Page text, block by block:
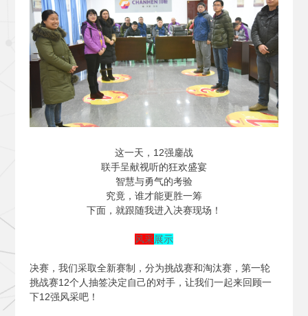
这一天，12强鏖战
联手呈献视听的狂欢盛宴
智慧与勇气的考验
究竟，谁才能更胜一筹
下面，就跟随我进入决赛现场！
风采展示
决赛，我们采取全新赛制，分为挑战赛和淘汰赛，第一轮
挑战赛12个人抽签决定自己的对手，让我们一起来回顾一
下12强风采吧！